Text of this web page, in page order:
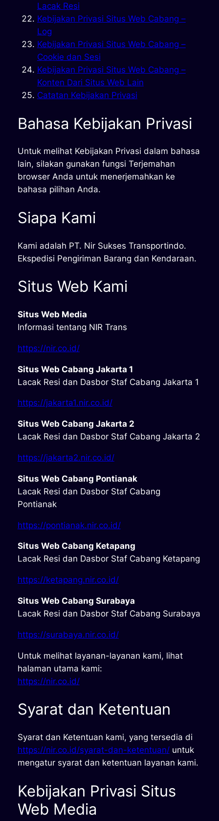
Lacak Resi
Kebijakan Privasi Situs Web Cabang –
Log
Kebijakan Privasi Situs Web Cabang –
Cookie dan Sesi
Kebijakan Privasi Situs Web Cabang –
Konten Dari Situs Web Lain
Catatan Kebijakan Privasi
Bahasa Kebijakan Privasi
Untuk melihat Kebijakan Privasi dalam bahasa
lain, silakan gunakan fungsi Terjemahan
browser Anda untuk menerjemahkan ke
bahasa pilihan Anda.
Siapa Kami
Kami adalah PT. Nir Sukses Transportindo.
Ekspedisi Pengiriman Barang dan Kendaraan.
Situs Web Kami
Situs Web Media
Informasi tentang NIR Trans
https://nir.co.id/
Situs Web Cabang Jakarta 1
Lacak Resi dan Dasbor Staf Cabang Jakarta 1
https://jakarta1.nir.co.id/
Situs Web Cabang Jakarta 2
Lacak Resi dan Dasbor Staf Cabang Jakarta 2
https://jakarta2.nir.co.id/
Situs Web Cabang Pontianak
Lacak Resi dan Dasbor Staf Cabang
Pontianak
https://pontianak.nir.co.id/
Situs Web Cabang Ketapang
Lacak Resi dan Dasbor Staf Cabang Ketapang
https://ketapang.nir.co.id/
Situs Web Cabang Surabaya
Lacak Resi dan Dasbor Staf Cabang Surabaya
https://surabaya.nir.co.id/
Untuk melihat layanan-layanan kami, lihat
halaman utama kami:
https://nir.co.id/
Syarat dan Ketentuan
Syarat dan Ketentuan kami, yang tersedia di
https://nir.co.id/syarat-dan-ketentuan/untuk
mengatur syarat dan ketentuan layanan kami.
Kebijakan Privasi Situs
Web Media